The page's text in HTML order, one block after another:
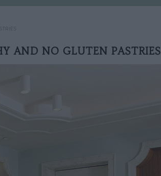
AND NO GLUTEN PASTRIES